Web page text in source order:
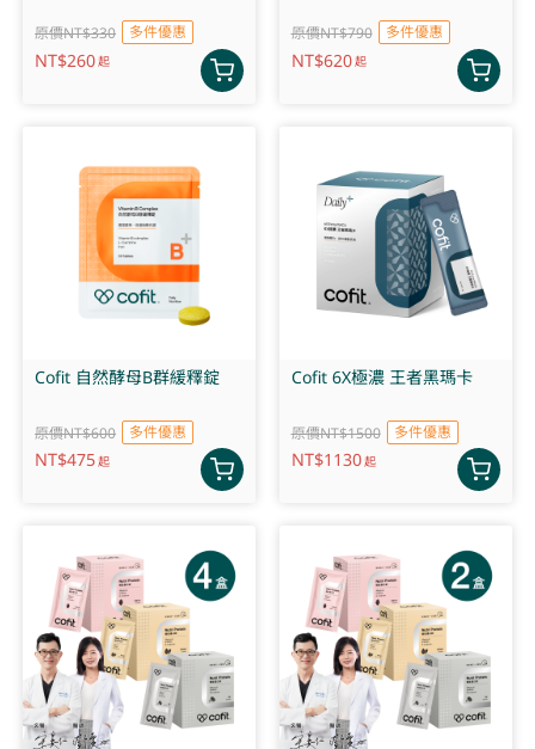
原價NT$330 多件優惠
NT$260起
原價NT$790 多件優惠
NT$620起
Cofit 自然酵母B群緩釋錠
原價NT$600 多件優惠
NT$475起
Cofit 6X極濃 王者黑瑪卡
原價NT$1500 多件優惠
NT$1130起